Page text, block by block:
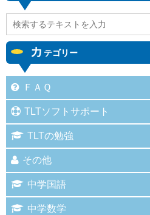
カ テゴリー
ＦＡＱ
TLTソフトサポート
TLTの勉強
その他
中学国語
中学数学